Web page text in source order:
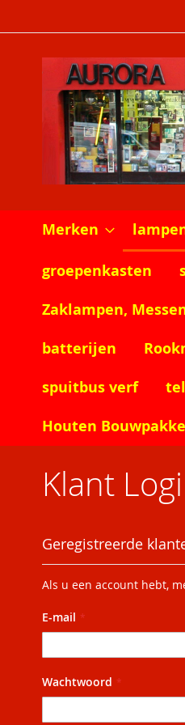
naar
inhoud
Merken
groepenkasten
Zaklampen,
batterijen
spuitbus verf
Houten
Klant
Geregistreerde
Als u een account hebt,
E-mail
Wachtwoord